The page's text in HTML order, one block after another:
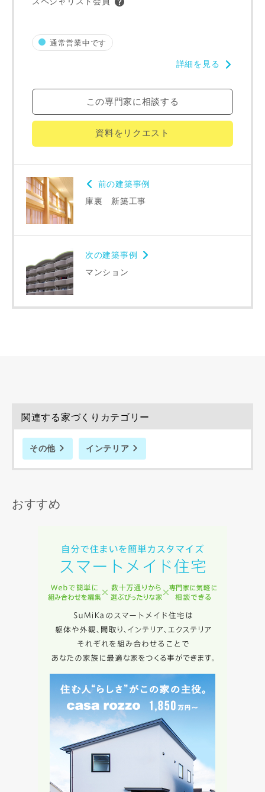
通常営業中です
詳細を見る
この専門家に相談する
資料をリクエスト
前の建築事例
庫裏 新築工事
次の建築事例
マンション
関連する家づくりカテゴリー
その他 インテリア
おすすめ
希望の予算
万円〜 万円
完成希望時期
当社は，当社の
た情報を利用します。
めに利用します。
当社は、本サービス又は利用契約に関し，お客様に発生した
律上の請求原因の如何を問わず賠償の責任を負わないものと
します。
当社は、お客様が本サービスを利用することにより第三者と
の間で生じた紛争等について一切責任を負わないものとしま
入力内容を送信する
キャンセル
専門家の都合により、資料の送付が遅くなったり、送付でき
ない場合があります。あらかじめご了承ください。
閉じる